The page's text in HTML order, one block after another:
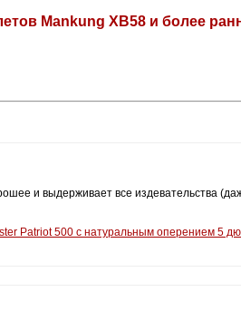
Mankung XB58 и более
и выдерживает все издевательства
Patriot 500 с натуральным оперением 5